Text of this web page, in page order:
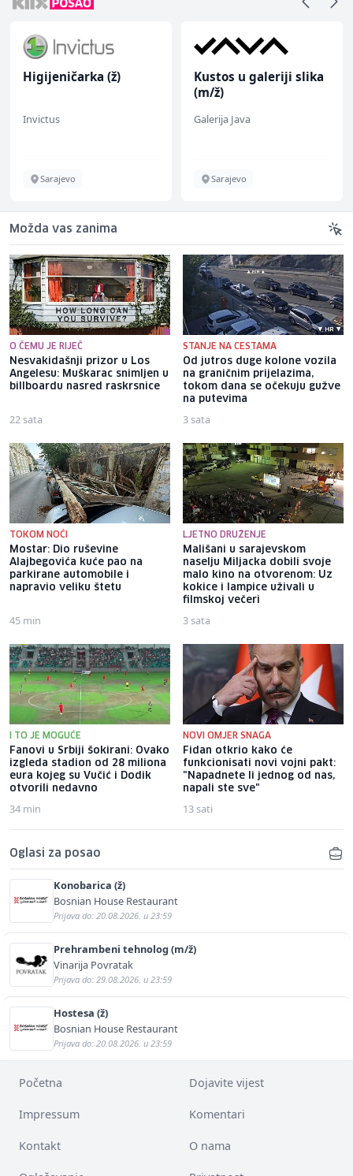
Higijeničarka (ž)
Invictus
Sarajevo
Kustos u galeriji slika
(m/ž)
Galerija Java
Sarajevo
Možda vas zanima
O ČEMU JE RIJEČ
Nesvakidašnji prizor u Los
Angelesu: Muškarac snimljen u
billboardu nasred raskrsnice
22 sata
STANJE NA CESTAMA
Od jutros duge kolone vozila
na graničnim prijelazima,
tokom dana se očekuju gužve
na putevima
3 sata
TOKOM NOĆI
Mostar: Dio ruševine
Alajbegovića kuće pao na
parkirane automobile i
napravio veliku štetu
45 min
LJETNO DRUŽENJE
Mališani u sarajevskom
naselju Miljacka dobili svoje
malo kino na otvorenom: Uz
kokice i lampice uživali u
filmskoj večeri
3 sata
I TO JE MOGUĆE
Fanovi u Srbiji šokirani: Ovako
izgleda stadion od 28 miliona
eura kojeg su Vučić i Dodik
otvorili nedavno
34 min
NOVI OMJER SNAGA
Fidan otkrio kako će
funkcionisati novi vojni pakt:
"Napadnete li jednog od nas,
napali ste sve"
13 sati
Oglasi za posao
Konobarica (ž)
Bosnian House Restaurant
Prijava do: 20.08.2026. u 23:59
Prehrambeni tehnolog (m/ž)
Vinarija Povratak
Prijava do: 29.08.2026. u 23:59
Hostesa (ž)
Bosnian House Restaurant
Prijava do: 20.08.2026. u 23:59
Početna Dojavite vijest
Impressum Komentari
Kontakt O nama